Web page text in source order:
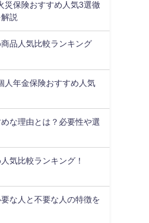
災保険おすすめ人気3選徹
説
品人気比較ランキング
人年金保険おすすめ人気
な理由とは？必要性や選
気比較ランキング！
な人と不要な人の特徴を